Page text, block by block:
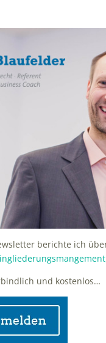
berichte ich
und kostenlos…